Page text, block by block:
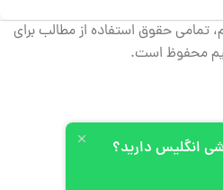
© 2022 - 2026 آپیم، تمامی حقوق استفاده از مطالب برای
محفوظ است.
انگلیس دارید؟